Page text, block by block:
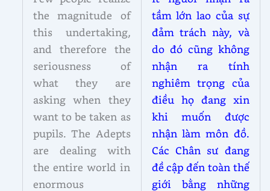
the magnitude of
this undertaking,
and therefore the
seriousness of
what they are
asking when they
want to be taken as
pupils. The Adepts
are dealing with
the entire world in
enormous
tầm lớn lao của sự
đảm trách này, và
do đó cũng không
nhận ra tính
nghiêm trọng của
điều họ đang xin
khi muốn được
nhận làm môn đồ.
Các Chân sư đang
đề cập đến toàn thế
giới bằng những